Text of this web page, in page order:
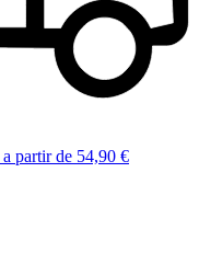
a partir de 54,90 €